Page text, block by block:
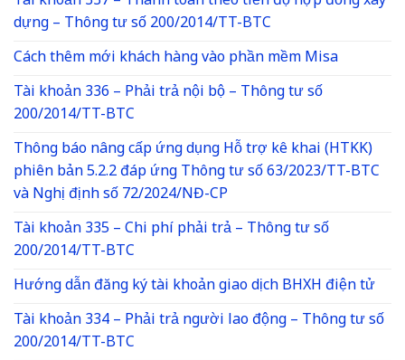
dựng – Thông tư số 200/2014/TT-BTC
Cách thêm mới khách hàng vào phần mềm Misa
Tài khoản 336 – Phải trả nội bộ – Thông tư số
200/2014/TT-BTC
Thông báo nâng cấp ứng dụng Hỗ trợ kê khai (HTKK)
phiên bản 5.2.2 đáp ứng Thông tư số 63/2023/TT-BTC
và Nghị định số 72/2024/NĐ-CP
Tài khoản 335 – Chi phí phải trả – Thông tư số
200/2014/TT-BTC
Hướng dẫn đăng ký tài khoản giao dịch BHXH điện tử
Tài khoản 334 – Phải trả người lao động – Thông tư số
200/2014/TT-BTC